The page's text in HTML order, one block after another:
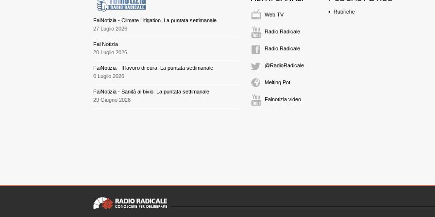
FaiNotizia - Climate Litigation. La puntata settimanale
27 Luglio 2026
Fai Notizia
20 Luglio 2026
FaiNotizia - Il lavoro di cura. La puntata settimanale
6 Luglio 2026
FaiNotizia - Sanità al bivio. La puntata settimanale
29 Giugno 2026
Web TV
Radio Radicale
Radio Radicale
@RadioRadicale
Melting Pot
Fainotizia video
Rubriche